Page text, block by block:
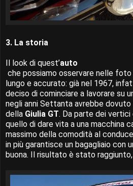
3. La storia
Il look di quest’auto
che possiamo osservare nelle
lungo e accurato: già nel 1967,
deciso di cominciare a lavorare su
negli anni Settanta avrebbe
della Giulia GT. Da parte dei vertici
quello di dare vita a una macchina
massimo della comodità al
in più garantisce un bagagliaio con
buona. Il risultato è stato